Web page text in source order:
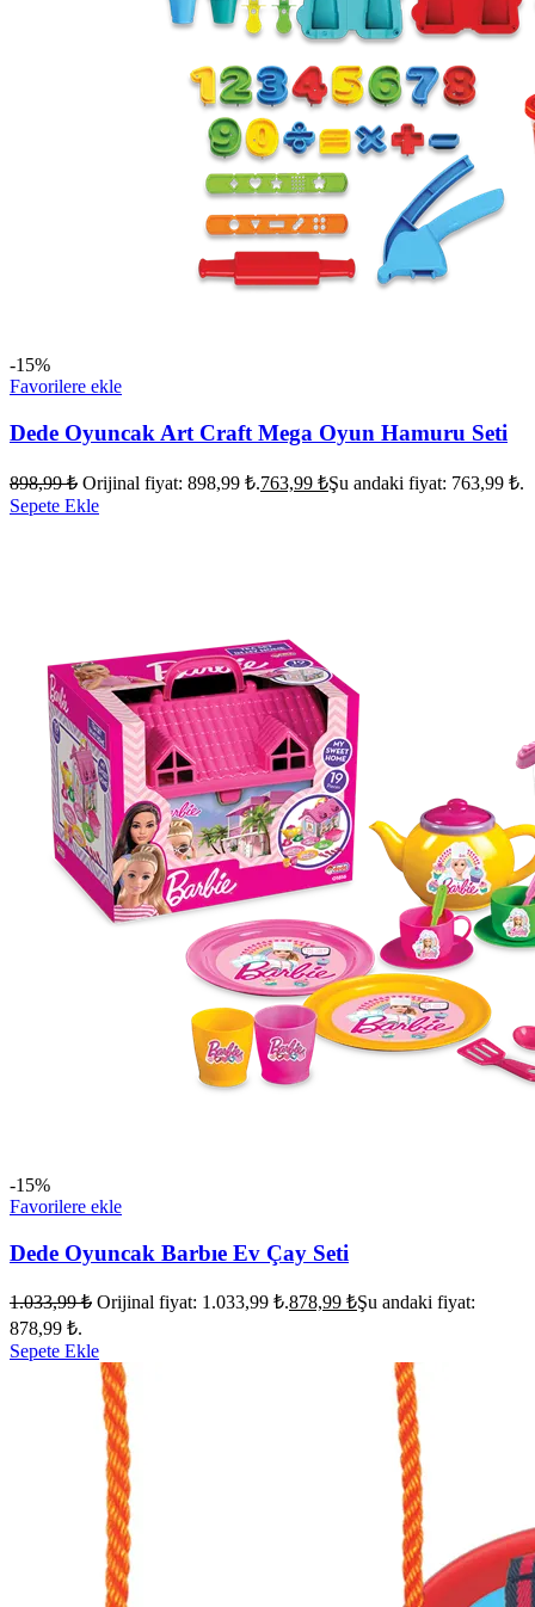
-15%
Favorilere ekle
Dede Oyuncak Art Craft Mega Oyun Hamuru Seti
898,99₺ Orijinal fiyat: 898,99 ₺.763,99 ₺Şu andaki fiyat: 763,99 ₺.
Sepete Ekle
-15%
Favorilere ekle
Dede Oyuncak Barbıe Ev Çay Seti
1.033,99₺ Orijinal fiyat: 1.033,99 ₺.878,99 ₺Şu andaki fiyat:
878,99 ₺.
Sepete Ekle